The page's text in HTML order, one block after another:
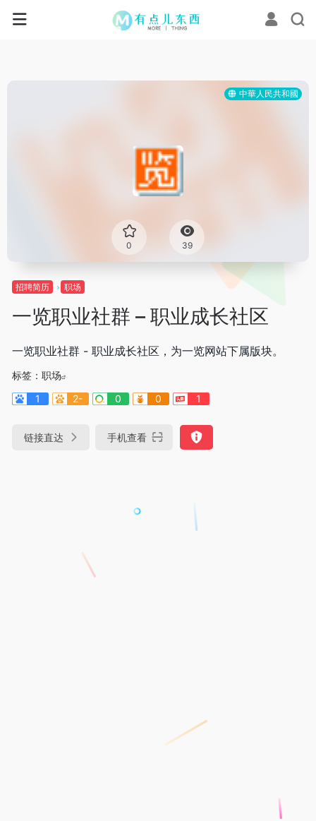
中華人民共和國
0 39
招聘简历 职场
一览职业社群 – 职业成长社区
一览职业社群 - 职业成长社区，为一览网站下属版块。
标签： 职场
1
2- 0 0 1
链接直达 手机查看